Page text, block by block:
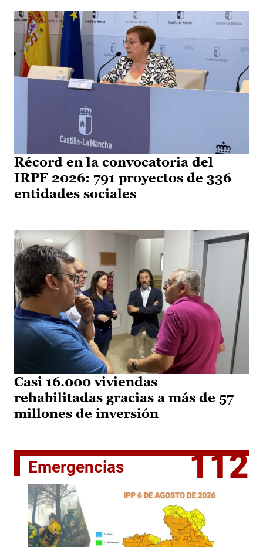
Récord en la convocatoria del
IRPF 2026: 791 proyectos de 336
entidades sociales
Casi 16.000 viviendas
rehabilitadas gracias a más de 57
millones de inversión
Emergencias 112